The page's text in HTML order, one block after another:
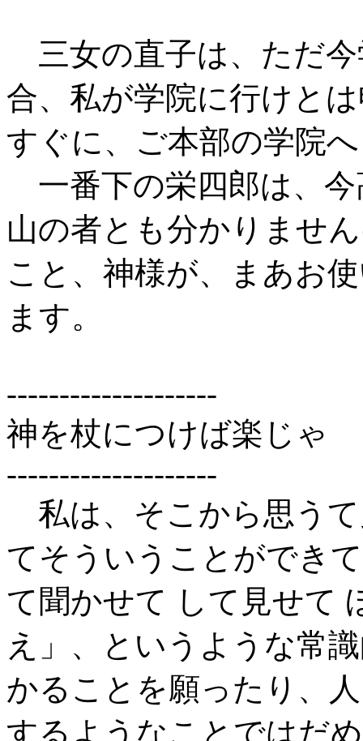
三女の直子は、ただ
合、私が学院に行けと
すぐに、ご本部の学院
一番下の栄四郎は、
山の者とも分かりませ
こと、神様が、まあお
ます。
--------------------
神を杖につけば楽じゃ
--------------------
私は、そこから思う
てそういうことができ
て聞かせて して見せて
え」、というような常
かることを願ったり、
するようなことではだ